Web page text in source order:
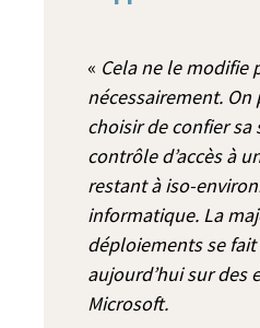
« Cela ne le modifie
nécessairement.
choisir de confier
contrôle d’accès à
restant à iso-
informatique. La
déploiements se
aujourd’hui sur des
Microsoft.